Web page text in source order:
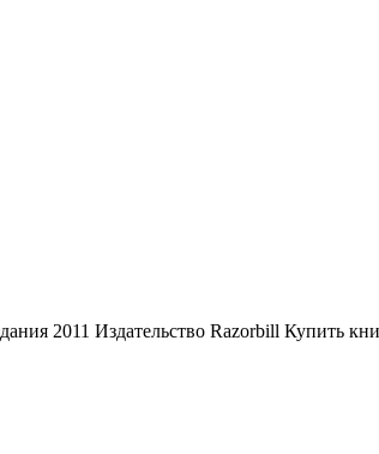
2011 Издательство Razorbill Купить